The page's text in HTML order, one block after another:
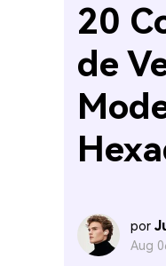
20
de
por
Aug